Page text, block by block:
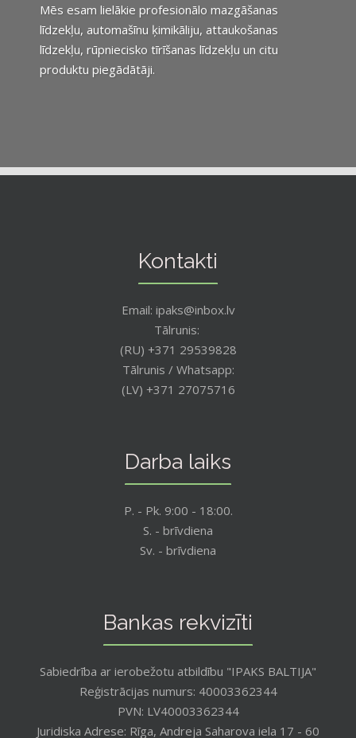
Mēs esam lielākie profesionālo mazgāšanas
līdzekļu, automašīnu ķimikāliju, attaukošanas
līdzekļu, rūpniecisko tīrīšanas līdzekļu un citu
produktu piegādātāji.
Kontakti
Email: ipaks@inbox.lv
Tālrunis:
(RU) +371 29539828
Tālrunis / Whatsapp:
(LV) +371 27075716
Darba laiks
P. - Pk. 9:00 - 18:00.
S. - brīvdiena
Sv. - brīvdiena
Bankas rekvizīti
Sabiedrība ar ierobežotu atbildību "IPAKS BALTIJA"
Reģistrācijas numurs: 40003362344
PVN: LV40003362344
Juridiska Adrese: Rīga, Andreja Saharova iela 17 - 60